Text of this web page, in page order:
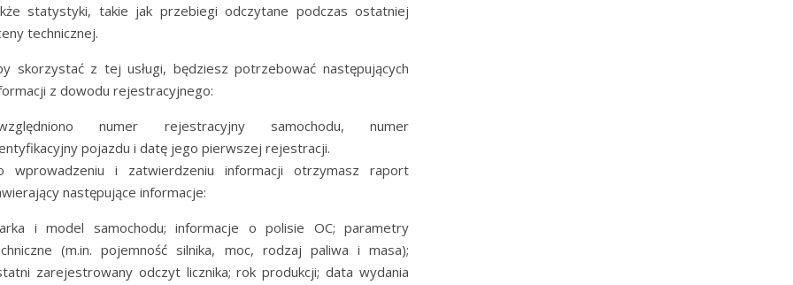
statystyki, takie jak przebiegi odczytane podczas ostatniej
technicznej.
skorzystać z tej usługi, będziesz potrzebować następujących
z dowodu rejestracyjnego:
numer rejestracyjny samochodu, numer
pojazdu i datę jego pierwszej rejestracji.
wprowadzeniu i zatwierdzeniu informacji otrzymasz raport
następujące informacje:
i model samochodu; informacje o polisie OC; parametry
(m.in. pojemność silnika, moc, rodzaj paliwa i masa);
zarejestrowany odczyt licznika; rok produkcji; data wydania